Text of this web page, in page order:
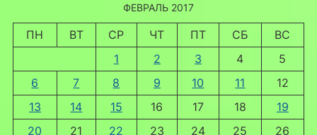
ФЕВРАЛЬ 2017
ПН ВТ СР ЧТ ПТ СБ
ВС
1
2 3 4
5
6
7 8 9 10 11
12
13
14 15 16 17 18
19
20
21 22 23 24 25
26